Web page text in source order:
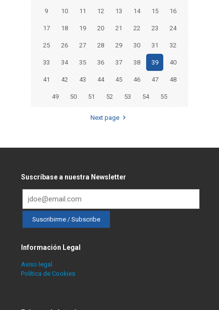
9 10 11 12 13 14 15 16
17 18 19 20 21 22 23 24
25 26 27 28 29 30 31 32
33 34 35 36 37 38 39 40
41 42 43 44 45 46 47 48
49 50 51 52 53 54 55
Next page
Suscríbase a nuestra Newsletter
Información Legal
Aviso legal
Política de Cookies